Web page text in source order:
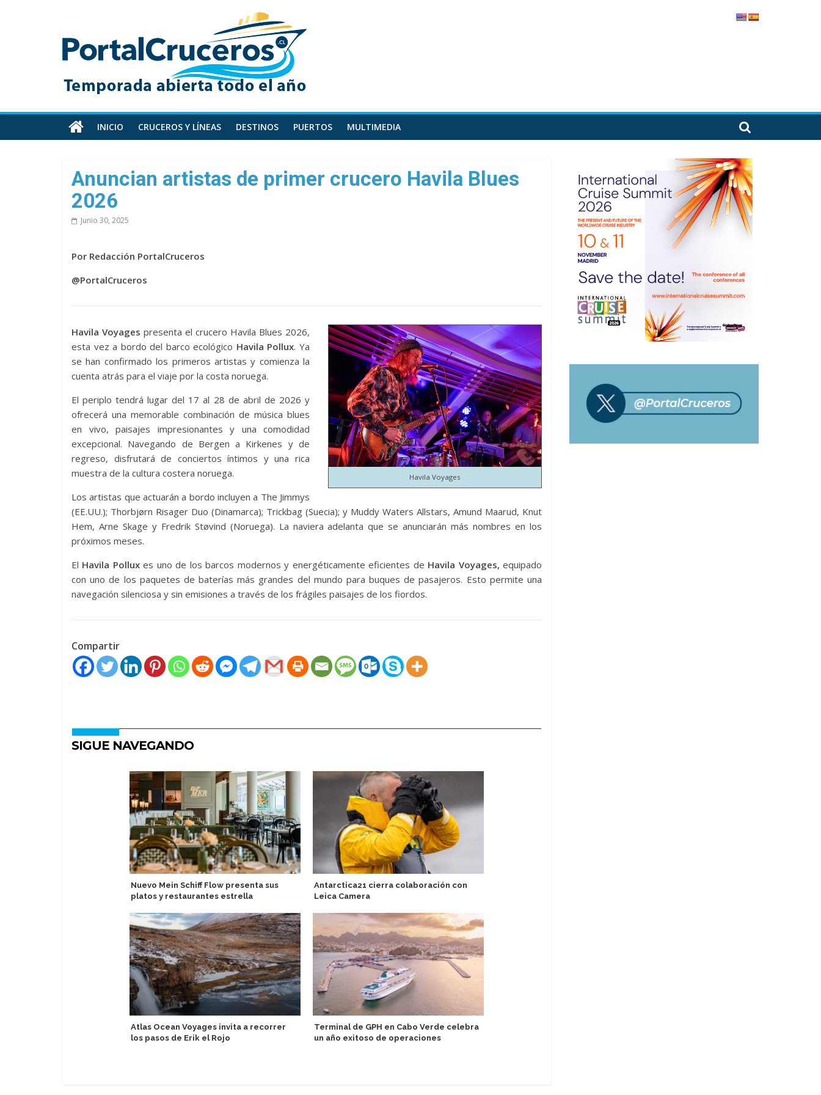
PortalCruceros
Toda
información
cruceros
en
un
sitio
INICIO CRUCEROS Y LÍNEAS DESTINOS PUERTOS MULTIMEDIA
Anuncian artistas de primer crucero Havila Blues
2026
Junio 30, 2025
Por Redacción PortalCruceros
@PortalCruceros
Havila Voyages
Havila Voyages presenta el crucero Havila Blues 2026,
esta vez a bordo del barco ecológico Havila Pollux. Ya
se han confirmado los primeros artistas y comienza la
cuenta atrás para el viaje por la costa noruega.
El periplo tendrá lugar del 17 al 28 de abril de 2026 y
ofrecerá una memorable combinación de música blues
en vivo, paisajes impresionantes y una comodidad
excepcional. Navegando de Bergen a Kirkenes y de
regreso, disfrutará de conciertos íntimos y una rica
muestra de la cultura costera noruega.
Los artistas que actuarán a bordo incluyen a The Jimmys
(EE.UU.); Thorbjørn Risager Duo (Dinamarca); Trickbag (Suecia); y Muddy Waters Allstars, Amund Maarud, Knut
Hem, Arne Skage y Fredrik Støvind (Noruega). La naviera adelanta que se anunciarán más nombres en los
próximos meses.
El Havila Polluxes uno de los barcos modernos y energéticamente eficientes de Havila Voyages, equipado
con uno de los paquetes de baterías más grandes del mundo para buques de pasajeros. Esto permite una
navegación silenciosa y sin emisiones a través de los frágiles paisajes de los fiordos.
Compartir
SIGUE NAVEGANDO
Nuevo Mein Schiff Flow presenta sus
platos y restaurantes estrella
Atlas Ocean Voyages invita a recorrer
los pasos de Erik el Rojo
Antarctica21 cierra colaboración con
Leica Camera
Terminal de GPH en Cabo Verde celebra
un año exitoso de operaciones